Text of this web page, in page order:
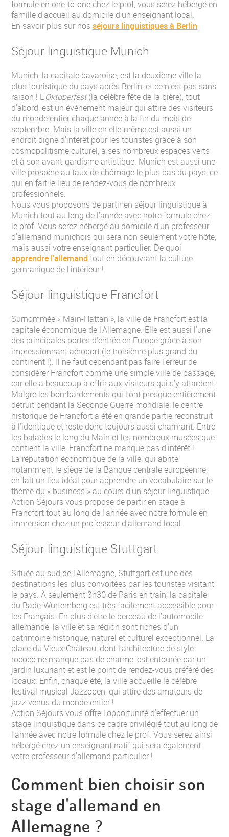
formule en one-to-one chez le prof, vous serez hébergé en
famille d'accueil au domicile d'un enseignant local.
En savoir plus sur nos séjours linguistiques à Berlin
Séjour linguistique Munich
Munich, la capitale bavaroise, est la deuxième ville la
plus touristique du pays après Berlin, et ce n'est pas sans
raison ! L'Oktoberfest(la célèbre fête de la bière), tout
d'abord, est un événement majeur qui attire des visiteurs
du monde entier chaque année à la fin du mois de
septembre. Mais la ville en elle-même est aussi un
endroit digne d'intérêt pour les touristes grâce à son
cosmopolitisme culturel, à ses nombreux espaces verts
et à son avant-gardisme artistique. Munich est aussi une
ville prospère au taux de chômage le plus bas du pays, ce
qui en fait le lieu de rendez-vous de nombreux
professionnels.
Nous vous proposons de partir en séjour linguistique à
Munich tout au long de l'année avec notre formule chez
le prof. Vous serez hébergé au domicile d'un professeur
d'allemand munichois qui sera non seulement votre hôte,
mais aussi votre enseignant particulier. De quoi
apprendre l'allemand tout en découvrant la culture
germanique de l'intérieur !
Séjour linguistique Francfort
Surnommée « Main-Hattan », la ville de Francfort est la
capitale économique de l'Allemagne. Elle est aussi l'une
des principales portes d'entrée en Europe grâce à son
impressionnant aéroport (le troisième plus grand du
continent !). Il ne faut cependant pas faire l'erreur de
considérer Francfort comme une simple ville de passage,
car elle a beaucoup à offrir aux visiteurs qui s'y attardent.
Malgré les bombardements qui l'ont presque entièrement
détruit pendant la Seconde Guerre mondiale, le centre
historique de Francfort a été en grande partie reconstruit
à l'identique et reste donc toujours aussi charmant. Entre
les balades le long du Main et les nombreux musées que
contient la ville, Francfort ne manque pas d'intérêt !
La réputation économique de la ville, qui abrite
notamment le siège de la Banque centrale européenne,
en fait un lieu idéal pour apprendre un vocabulaire sur le
thème du « business » au cours d'un séjour linguistique.
Action Séjours vous propose de partir en stage à
Francfort tout au long de l'année avec notre formule en
immersion chez un professeur d'allemand local.
Séjour linguistique Stuttgart
Située au sud de l'Allemagne, Stuttgart est une des
destinations les plus convoitées par les touristes visitant
le pays. À seulement 3h30 de Paris en train, la capitale
du Bade-Wurtemberg est très facilement accessible pour
les Français. En plus d'être le berceau de l'automobile
allemande, la ville et sa région sont riches d'un
patrimoine historique, naturel et culturel exceptionnel. La
place du Vieux Château, dont l'architecture de style
rococo ne manque pas de charme, est entourée par un
jardin luxuriant et est le point de rendez-vous préféré des
locaux. Enfin, chaque été, la ville accueille le célèbre
festival musical Jazzopen, qui attire des amateurs de
jazz venus du monde entier !
Action Séjours vous offre l'opportunité d'effectuer un
stage linguistique dans ce cadre privilégié tout au long de
l'année avec notre formule chez le prof. Vous serez ainsi
hébergé chez un enseignant natif qui sera également
votre professeur d'allemand particulier !
Comment bien choisir son
stage d'allemand en
Allemagne ?